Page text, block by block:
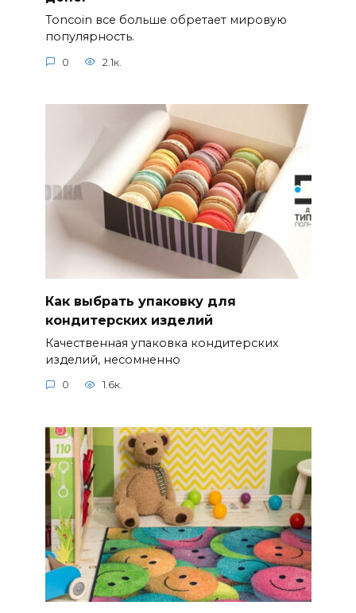
Toncoin все больше обретает мировую
популярность.
0 2.1к.
Как выбрать упаковку для
кондитерских изделий
Качественная упаковка кондитерских
изделий, несомненно
0 1.6к.